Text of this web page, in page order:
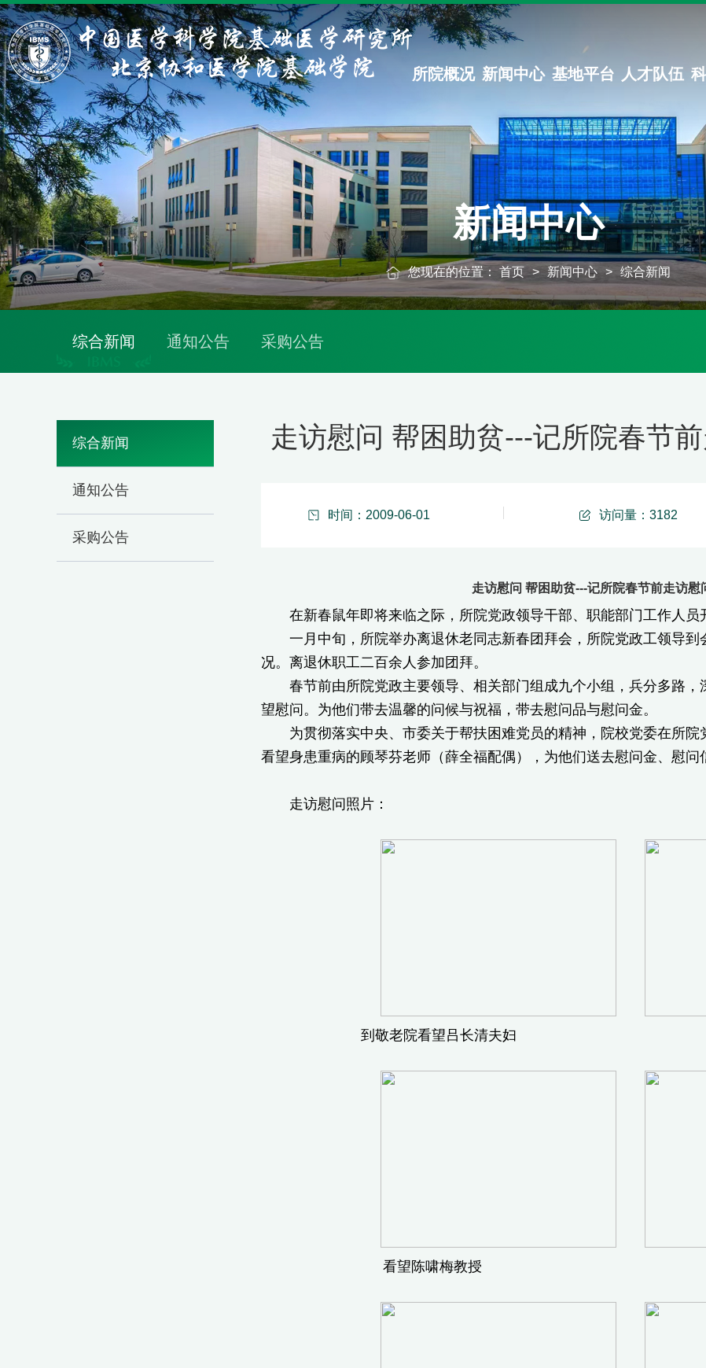
所院概况 新闻中心 基地平台 人才队伍
新闻中心
您现在的位置： 首页 > 新闻中心 > 综合新闻
综合新闻 通知公告 采购公告
综合新闻
通知公告
采购公告
走访慰问 帮困助贫---记所院春节
时间：2009-06-01 访问量： 3182
走访慰问 帮困助贫---记所院春节前走访慰
在新春鼠年即将来临之际，所院党政领导干部、职能部门工作人员
一月中旬，所院举办离退休老同志新春团拜会，所院党政工领导到
况。离退休职工二百余人参加团拜。
春节前由所院党政主要领导、相关部门组成九个小组，兵分多路，
望慰问。为他们带去温馨的问候与祝福，带去慰问品与慰问金。
为贯彻落实中央、市委关于帮扶困难党员的精神，院校党委在所院
看望身患重病的顾琴芬老师（薛全福配偶），为他们送去慰问金、慰问
走访慰问照片：
到敬老院看望吕长清夫妇 看望
看望陈啸梅教授 看